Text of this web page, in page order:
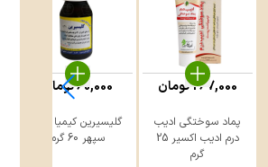
پماد سوختگی ادیب
درم ادیب اکسیر 25
گرم
267,000تومان
گلیسیرین کیمیا دارو
سپهر 60 گرم
60,000تومان